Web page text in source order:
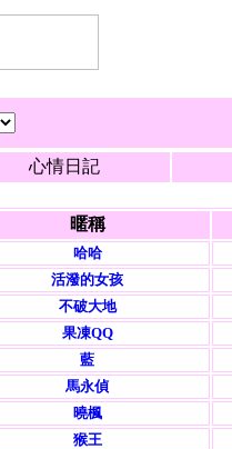
心情日記
暱稱
哈哈
活潑的女孩
不破大地
果凍QQ
藍
馬永偵
曉楓
猴王